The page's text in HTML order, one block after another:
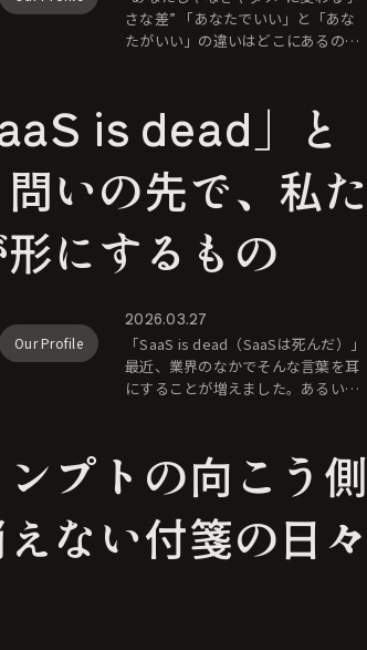
さな差” 「あなたでいい」と「あな
たがいい」の違いはどこにあるの
「あなたじゃなきゃダメ」と言われ
is dead」と
いの先で、私た
にするもの
Our Profile
2026.03.27
「SaaS is dead（SaaSは死んだ）」
最近、業界のなかでそんな言葉を耳
にすることが増えました。あるい
ンプトの向こう側
えない付箋の日々